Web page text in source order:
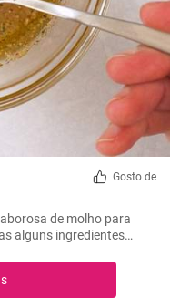
Gosto de
de molho para
alguns ingredientes